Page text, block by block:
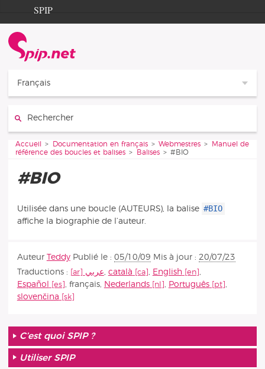
Aller au contenu
Aller à la navigation
SPIP
Documentation
Contribution
Français
Vous êtes ici :
Accueil Documentation en français Webmestres
Manuel de
référence des boucles et balises
Balises #BIO
#BIO
Utilisée dans une boucle (AUTEURS), la balise #BIO
affiche la biographie de l’auteur.
Auteur Teddy Publié le : 05/10/09 Mis à jour : 20/07/23
Traductions :
عربي, català , English
,
Español
, français, Nederlands , Português
,
slovenčina
C’est quoi SPIP ?
Utiliser SPIP